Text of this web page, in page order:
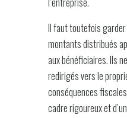
Il faut toutefois garder
montants distribués
aux bénéficiaires. Ils
redirigés vers le
conséquences
cadre rigoureux et